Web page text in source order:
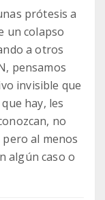
prótesis a
un colapso
a otros
pensamos
invisible que
hay, les
no
al menos
algún caso o